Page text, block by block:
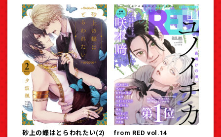
砂上の蝶はとらわれたい(2) from RED vol.14